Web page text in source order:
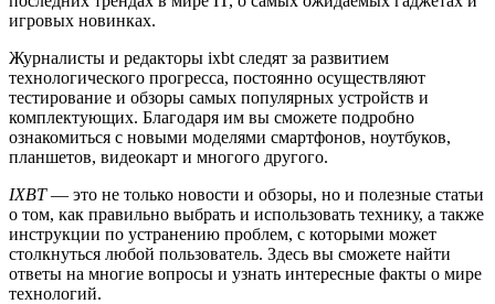
игровых новинках.
Журналисты и редакторы ixbt следят за развитием
технологического прогресса, постоянно осуществляют
тестирование и обзоры самых популярных устройств и
комплектующих. Благодаря им вы сможете подробно
ознакомиться с новыми моделями смартфонов, ноутбуков,
планшетов, видеокарт и многого другого.
IXBT— это не только новости и обзоры, но и полезные статьи
о том, как правильно выбрать и использовать технику, а также
инструкции по устранению проблем, с которыми может
столкнуться любой пользователь. Здесь вы сможете найти
ответы на многие вопросы и узнать интересные факты о мире
технологий.